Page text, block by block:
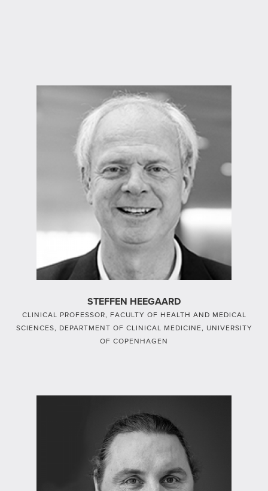
STEFFEN HEEGAARD
CLINICAL PROFESSOR, FACULTY OF HEALTH AND MEDICAL
SCIENCES, DEPARTMENT OF CLINICAL MEDICINE, UNIVERSITY
OF COPENHAGEN